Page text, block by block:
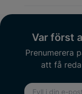
Var först
Prenumerera
att få
E-postadress